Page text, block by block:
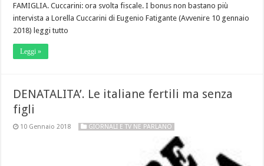
FAMIGLIA. Cuccarini: ora svolta fiscale. I bonus non bastano più
intervista a Lorella Cuccarini di Eugenio Fatigante (Avvenire 10 gennaio
2018) leggi tutto
Leggi »
DENATALITA’. Le italiane fertili ma senza
figli
10 Gennaio 2018 GIORNALI E TV NE PARLANO